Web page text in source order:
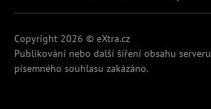
Copyright 2026 © eXtra.cz
Publikování nebo další šíření obsahu serveru
písemného souhlasu zakázáno.